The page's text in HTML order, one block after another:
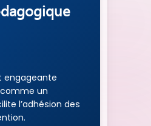
engageante
comme un
l’adhésion des